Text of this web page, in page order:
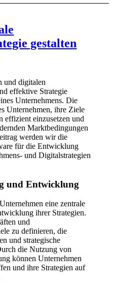
gestalten
und digitalen
effektive Strategie
Unternehmens. Die
Unternehmen, ihre Ziele
effizient einzusetzen und
Marktbedingungen
werden wir die
für die Entwicklung
und Digitalstrategien
und Entwicklung
eine zentrale
ihrer Strategien.
und
zu definieren, die
und strategische
die Nutzung von
können Unternehmen
und ihre Strategien auf